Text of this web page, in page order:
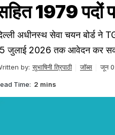
1979 पदों
अधीनस्थ सेवा चयन बोर्ड ने
जुलाई 2026 तक आवेदन कर
by: सुभाषिनी त्रिपाठी जॉब्स जून
Time: 2 mins